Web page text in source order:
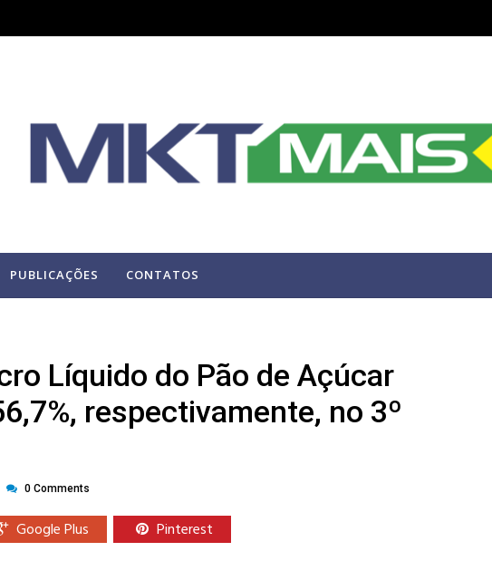
PUBLICAÇÕES CONTATOS
Líquido do Pão de Açúcar
respectivamente, no 3º
0 Comments
Google Plus Pinterest